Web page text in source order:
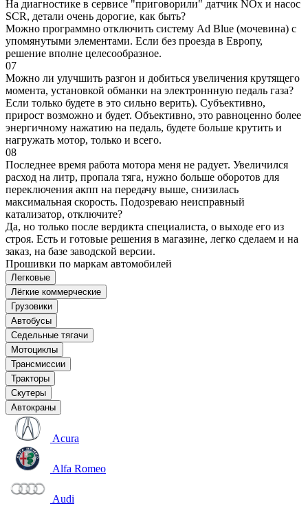
На диагностике в сервисе "приговорили" датчик NOx и насос
SCR, детали очень дорогие, как быть?
Можно программно отключить систему Ad Blue (мочевина) с
упомянутыми элементами. Если без проезда в Европу,
решение вполне целесообразное.
07
Можно ли улучшить разгон и добиться увеличения крутящего
момента, установкой обманки на электроннную педаль газа?
Если только будете в это сильно верить). Субъективно,
прирост возможно и будет. Объективно, это равноценно более
энергичному нажатию на педаль, будете больше крутить и
нагружать мотор, только и всего.
08
Последнее время работа мотора меня не радует. Увеличился
расход на литр, пропала тяга, нужно больше оборотов для
переключения акпп на передачу выше, снизилась
максимальная скорость. Подозреваю неисправный
катализатор, отключите?
Да, но только после вердикта специалиста, о выходе его из
строя. Есть и готовые решения в магазине, легко сделаем и на
заказ, на базе заводской версии.
Прошивки по маркам автомобилей
Легковые
Лёгкие коммерческие
Грузовики
Автобусы
Седельные тягачи
Мотоциклы
Трансмиссии
Тракторы
Скутеры
Автокраны
Acura
Alfa Romeo
Audi